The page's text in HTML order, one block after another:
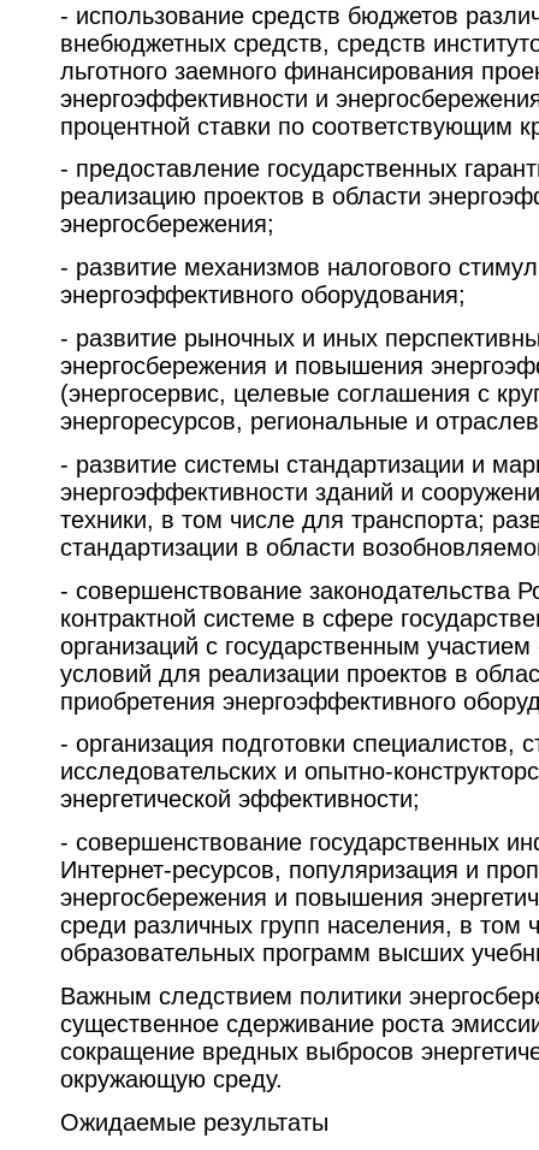
- использование средств бюджетов
внебюджетных средств, средств
льготного заемного финансирования
энергоэффективности и
процентной ставки по соответствующим
- предоставление государственных
реализацию проектов в области
энергосбережения;
- развитие механизмов налогового
энергоэффективного оборудования;
- развитие рыночных и иных
энергосбережения и повышения
(энергосервис, целевые соглашения с
энергоресурсов, региональные и
- развитие системы стандартизации и
энергоэффективности зданий и
техники, в том числе для транспорта;
стандартизации в области
- совершенствование законодательства
контрактной системе в сфере
организаций с государственным
условий для реализации проектов в
приобретения энергоэффективного
- организация подготовки специалистов,
исследовательских и опытно-
энергетической эффективности;
- совершенствование государственных
Интернет-ресурсов, популяризация и
энергосбережения и повышения
среди различных групп населения, в том
образовательных программ высших
Важным следствием политики
существенное сдерживание роста
сокращение вредных выбросов
окружающую среду.
Ожидаемые результаты